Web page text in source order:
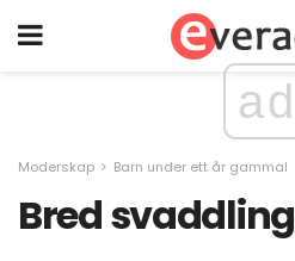
ad
Moderskap Barn under ett år gammal
Bred svaddling